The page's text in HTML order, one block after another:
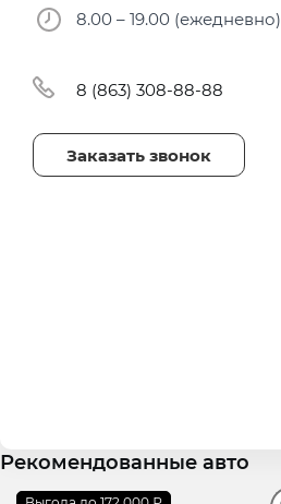
8.00 – 19.00 (ежедневно)
8 (863) 308-88-88
Заказать звонок
Рекомендованные авто